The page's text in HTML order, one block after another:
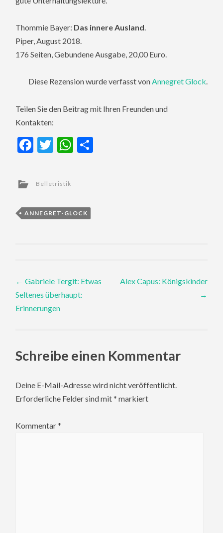
Thommie Bayer: Das innere Ausland.
Piper, August 2018.
176 Seiten, Gebundene Ausgabe, 20,00 Euro.
Diese Rezension wurde verfasst vonAnnegret Glock.
Teilen Sie den Beitrag mit Ihren Freunden und
Kontakten:
Facebook
TwitterWhatsApp
Belletristik
ANNEGRET-GLOCK
Post
navigation
← Gabriele Tergit: Etwas
Seltenes überhaupt:
Erinnerungen
Alex Capus: Königskinder
→
Schreibe einen Kommentar
Deine E-Mail-Adresse wird nicht veröffentlicht.
Erforderliche Felder sind mit* markiert
Kommentar*